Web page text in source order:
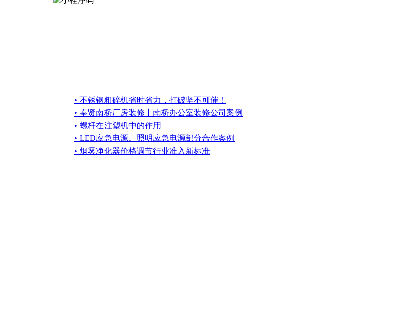
• 不锈钢粗碎机省时省力，打破坚不可催！
• 奉贤南桥厂房装修丨南桥办公室装修公司案例
• 螺杆在注塑机中的作用
• LED应急电源、照明应急电源部分合作案例
• 烟雾净化器价格调节行业准入新标准